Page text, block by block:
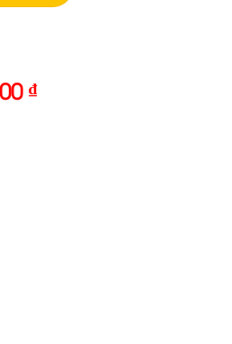
₫Giá
thất số lượng